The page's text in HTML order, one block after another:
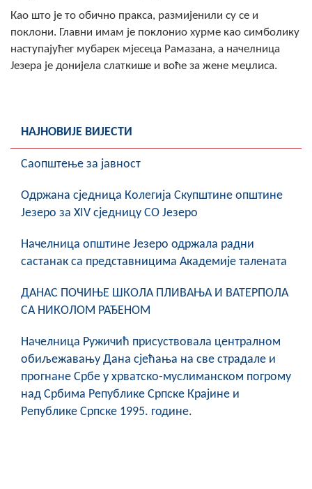
Вијести
Активности
Заштита од пожара
Геоистраживања
ФИНАНСИЈЕ
ПРИВРЕДА
Пољопривреда
Спорт
ЦИВИЛНА ЗАШТИТА
КОНТАКТ
Као што је то обично пракса, размијенили су се и
поклони. Главни имам је поклонио хурме као симболику
наступајућег мубарек мјесеца Рамазана, а начелница
Језера је донијела слаткише и воће за жене меџлиса.
НАЈНОВИЈЕ ВИЈЕСТИ
Саопштење за јавност
Oдржана сједница Колегија Скупштине општине
Језеро за XIV сједницу СО Језеро
Начелница општине Језеро одржала радни
састанак са представницима Академије талената
ДАНАС ПОЧИЊЕ ШКОЛА ПЛИВАЊА И ВАТЕРПОЛА
СА НИКОЛОМ РАЂЕНОМ
Начелница Ружичић присуствовала централном
обиљежавању Дана сјећања на све страдале и
прогнане Србе у хрватско-муслиманском погрому
над Србима Републике Српске Крајине и
Републике Српске 1995. године.